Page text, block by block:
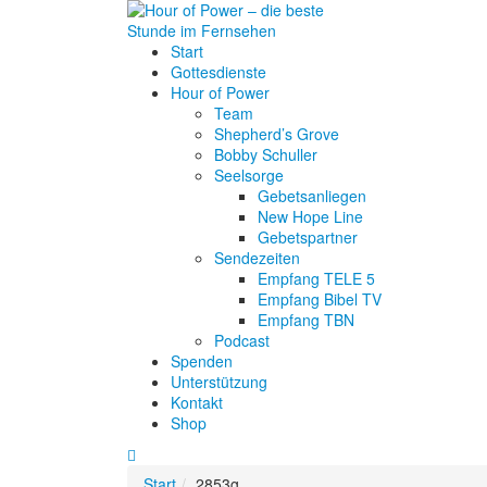
Start
Gottesdienste
Hour of Power
Team
Shepherd’s Grove
Bobby Schuller
Seelsorge
Gebetsanliegen
New Hope Line
Gebetspartner
Sendezeiten
Empfang TELE 5
Empfang Bibel TV
Empfang TBN
Podcast
Spenden
Unterstützung
Kontakt
Shop